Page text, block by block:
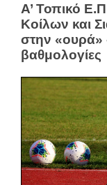
Α’ Τοπικό
Κοίλων και
στην «ουρά»
βαθμολογίες